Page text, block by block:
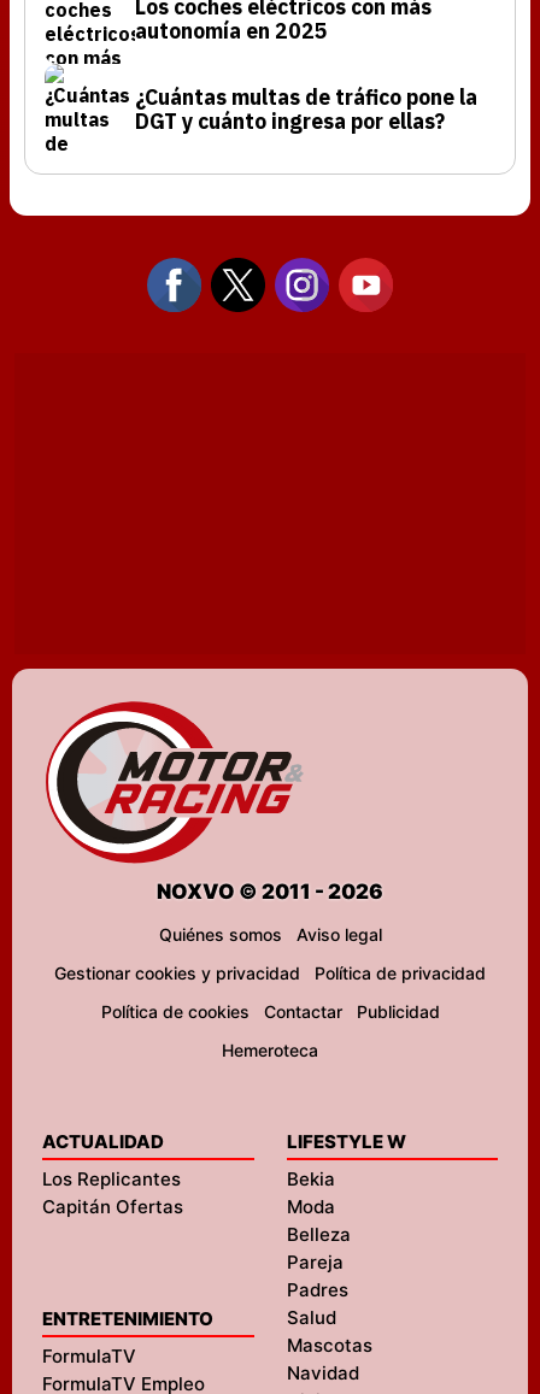
Los coches eléctricos con más
autonomía en 2025
¿Cuántas multas de tráfico pone la
DGT y cuánto ingresa por ellas?
NOXVO © 2011 - 2026
Quiénes somos
Aviso legal
Gestionar cookies y privacidad
Política de privacidad
Política de cookies
Contactar
Publicidad
Hemeroteca
ACTUALIDAD
Los Replicantes
Capitán Ofertas
ENTRETENIMIENTO
FormulaTV
FormulaTV Empleo
LIFESTYLE W
Bekia
Moda
Belleza
Pareja
Padres
Salud
Mascotas
Navidad